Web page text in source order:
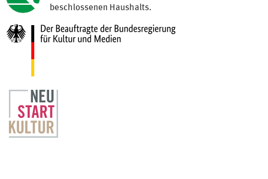
beschlossenen Haushalts.